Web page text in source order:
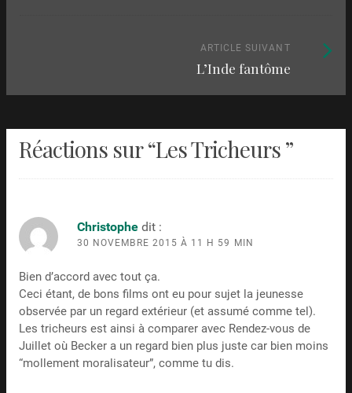
ARTICLE SUIVANT
L’Inde fantôme
Article
Réactions sur “Les Tricheurs”
Christophe dit :
30 NOVEMBRE 2015 À 11 H 59 MIN
Bien d’accord avec tout ça.
Ceci étant, de bons films ont eu pour sujet la jeunesse
observée par un regard extérieur (et assumé comme tel).
Les tricheurs est ainsi à comparer avec Rendez-vous de
Juillet où Becker a un regard bien plus juste car bien moins
“mollement moralisateur”, comme tu dis.